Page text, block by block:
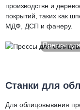
производстве и
покрытий, таких как
МДФ, ДСП и фанеру.
Прессы
Станки для
Для облицовывания